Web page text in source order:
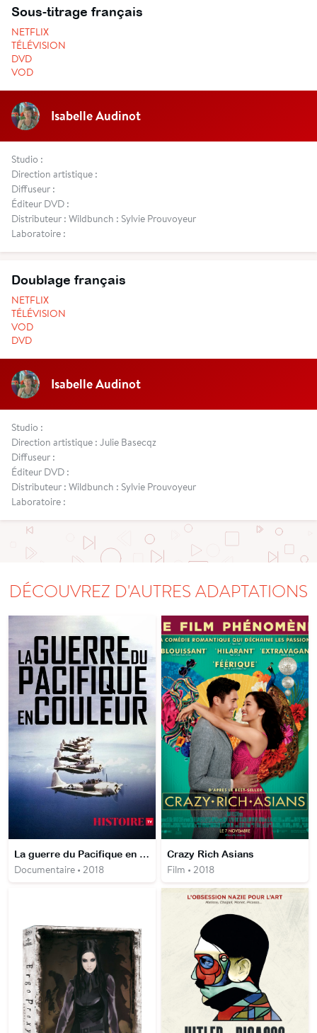
Sous-titrage français
NETFLIX
TÉLÉVISION
DVD
VOD
Isabelle Audinot
Studio :
Direction artistique :
Diffuseur :
Éditeur DVD :
Distributeur : Wildbunch : Sylvie Prouvoyeur
Laboratoire :
Doublage français
NETFLIX
TÉLÉVISION
VOD
DVD
Isabelle Audinot
Studio :
Direction artistique : Julie Basecqz
Diffuseur :
Éditeur DVD :
Distributeur : Wildbunch : Sylvie Prouvoyeur
Laboratoire :
DÉCOUVREZ D'AUTRES ADAPTATIONS
La guerre du Pacifique en couleur
Documentaire • 2018
Crazy Rich Asians
Film • 2018